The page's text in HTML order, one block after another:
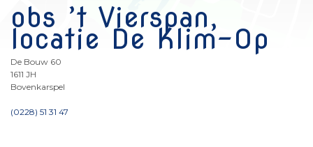
obs ’t Vierspan,
locatie De Klim-Op
De Bouw 60
1611 JH
Bovenkarspel
(0228) 51 31 47